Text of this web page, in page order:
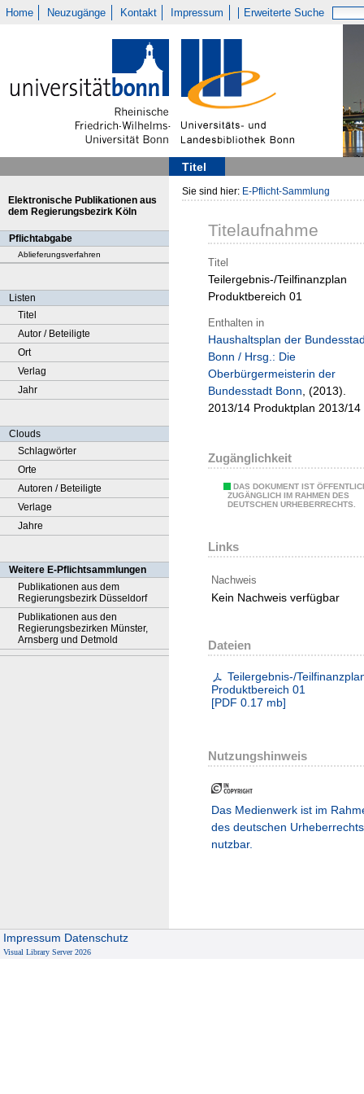
Home Neuzugänge Kontakt Impressum Erweiterte Suche
Titel
Elektronische Publikationen aus
dem Regierungsbezirk Köln
Pflichtabgabe
Ablieferungsverfahren
Listen
Titel
Autor / Beteiligte
Ort
Verlag
Jahr
Clouds
Schlagwörter
Orte
Autoren / Beteiligte
Verlage
Jahre
Weitere E-Pflichtsammlungen
Publikationen aus dem
Regierungsbezirk Düsseldorf
Publikationen aus den
Regierungsbezirken Münster,
Arnsberg und Detmold
Sie sind hier: E-Pflicht-Sammlung
Titelaufnahme
Titel
Teilergebnis-/Teilfinanzplan
Produktbereich 01
Enthalten in
Haushaltsplan der
Bonn / Hrsg.: Die
Oberbürgermeisterin der
Bundesstadt Bonn, (2013).
2013/14 Produktplan 2013/14
Zugänglichkeit
DAS DOKUMENT IST
ZUGÄNGLICH IM RAHMEN DES
DEUTSCHEN URHEBERRECHTS.
Links
Nachweis
Kein Nachweis verfügbar
Dateien
Teilergebnis-/
Produktbereich 01
[PDF 0.17 mb]
Nutzungshinweis
Das Medienwerk ist im
des deutschen Urheberrechts
nutzbar.
Impressum Datenschutz
Visual Library Server 2026